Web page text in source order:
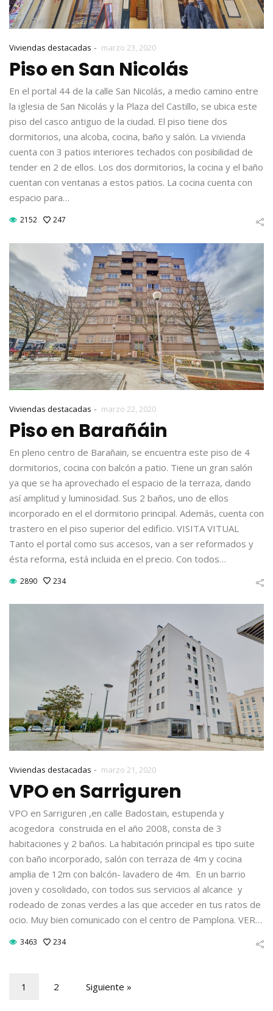
Viviendas destacadas - marzo 23, 2020
Piso en San Nicolás
En el portal 44 de la calle San Nicolás, a medio camino entre
la iglesia de San Nicolás y la Plaza del Castillo, se ubica este
piso del casco antiguo de la ciudad. El piso tiene dos
dormitorios, una alcoba, cocina, baño y salón. La vivienda
cuenta con 3 patios interiores techados con posibilidad de
tender en 2 de ellos. Los dos dormitorios, la cocina y el baño
cuentan con ventanas a estos patios. La cocina cuenta con
espacio para…
2152 247
Viviendas destacadas - marzo 22, 2020
Piso en Barañáin
En pleno centro de Barañain, se encuentra este piso de 4
dormitorios, cocina con balcón a patio. Tiene un gran salón
ya que se ha aprovechado el espacio de la terraza, dando
así amplitud y luminosidad. Sus 2 baños, uno de ellos
incorporado en el el dormitorio principal. Además, cuenta con
trastero en el piso superior del edificio. VISITA VITUAL
Tanto el portal como sus accesos, van a ser reformados y
ésta reforma, está incluida en el precio. Con todos…
2890 234
Viviendas destacadas - marzo 21, 2020
VPO en Sarriguren
VPO en Sarriguren ,en calle Badostain, estupenda y
acogedora construida en el año 2008, consta de 3
habitaciones y 2 baños. La habitación principal es tipo suite
con baño incorporado, salón con terraza de 4m y cocina
amplia de 12m con balcón- lavadero de 4m. En un barrio
joven y cosolidado, con todos sus servicios al alcance y
rodeado de zonas verdes a las que acceder en tus ratos de
ocio. Muy bien comunicado con el centro de Pamplona. VER…
3463 234
1 2 Siguiente »